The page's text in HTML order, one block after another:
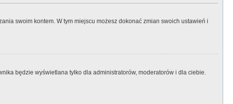
swoim kontem. W tym miejscu możesz dokonać zmian swoich ustawień i
będzie wyświetlana tylko dla administratorów, moderatorów i dla ciebie.